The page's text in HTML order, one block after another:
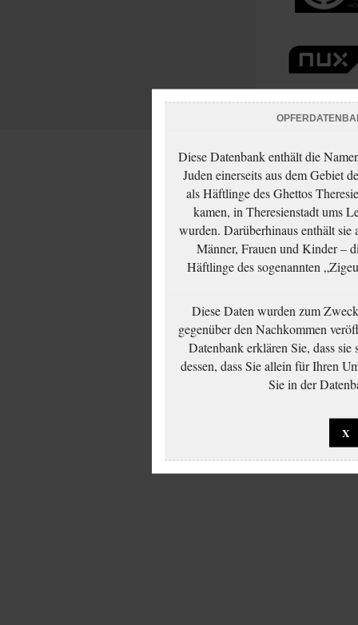
Diese Datenbank enthält die
Juden einerseits aus dem Gebiet
als Häftlinge des Ghettos
kamen, in Theresienstadt ums
wurden. Darüberhinaus enthält
Männer, Frauen und Kinder –
Häftlinge des sogenannten
Diese Daten wurden zum
gegenüber den Nachkommen
Datenbank erklären Sie, dass sie
dessen, dass Sie allein für Ihren
Sie in der
X